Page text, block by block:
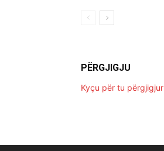
PËRGJIGJU
Kyçu për tu përgjigjur